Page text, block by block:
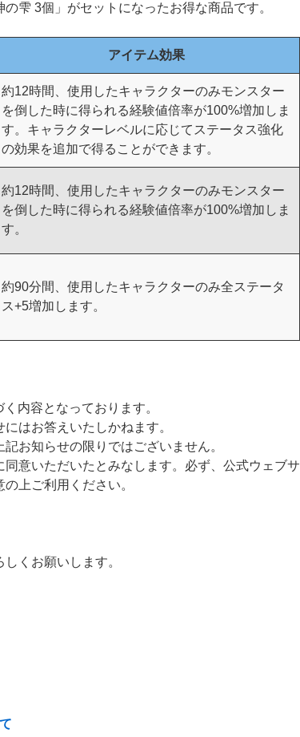
雫 3個」がセットになったお得な商品です。
アイテム効果
約12時間、使用したキャラクターのみモンスター
を倒した時に得られる経験値倍率が100%増加しま
す。キャラクターレベルに応じてステータス強化
の効果を追加で得ることができます。
約12時間、使用したキャラクターのみモンスター
を倒した時に得られる経験値倍率が100%増加しま
す。
約90分間、使用したキャラクターのみ全ステータ
ス+5増加します。
内容となっております。
はお答えいたしかねます。
お知らせの限りではございません。
意いただいたとみなします。必ず、公式ウェブサ
上ご利用ください。
くお願いします。